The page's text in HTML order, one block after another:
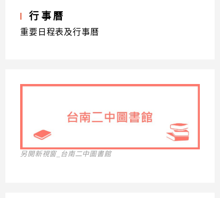
行事曆
重要日程表及行事曆
另開新視窗_台南二中圖書館